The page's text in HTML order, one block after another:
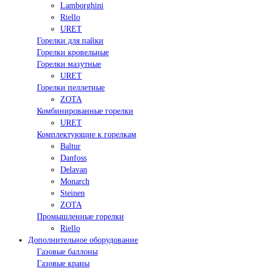
Lamborghini
Riello
URET
Горелки для пайки
Горелки кровельные
Горелки мазутные
URET
Горелки пеллетные
ZOTA
Комбинированные горелки
URET
Комплектующие к горелкам
Baltur
Danfoss
Delavan
Monarch
Steinen
ZOTA
Промышленные горелки
Riello
Дополнительное оборудование
Газовые баллоны
Газовые краны